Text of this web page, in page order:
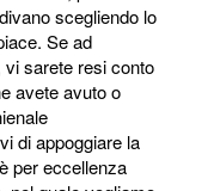
scegliendo lo
Se ad
sarete resi conto
avete avuto o
di appoggiare la
per eccellenza